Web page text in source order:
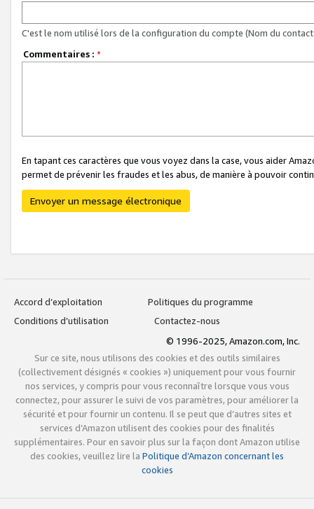
C'est le nom utilisé lors de la configuration du compte (Nom du
Commentaires : *
En tapant ces caractères que vous voyez dans la case, vous aider
permet de prévenir les fraudes et les abus, de manière à pouvoir
Envoyer un message électronique
Accord d’exploitation
Politiques du programme
Conditions d’utilisation
Contactez-nous
© 1996-2025, Amazon.com, Inc.
Sur ce site, nous utilisons des cookies et des outils similaires
(collectivement désignés « cookies ») uniquement pour vous fournir
nos services, y compris pour vous reconnaître lorsque vous vous
connectez, pour assurer le suivi de vos paramètres, pour améliorer la
sécurité et pour fournir un contenu. Il se peut que d’autres sites et
services d’Amazon utilisent des cookies pour des finalités
supplémentaires. Pour en savoir plus sur la façon dont Amazon utilise
des cookies, veuillez lire la Politique d’Amazon concernant les
cookies